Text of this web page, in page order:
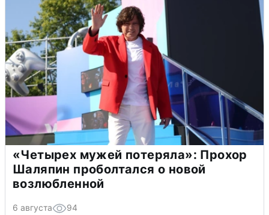
«Четырех мужей потеряла»: Прохор
Шаляпин проболтался о новой
возлюбленной
6 августа 94